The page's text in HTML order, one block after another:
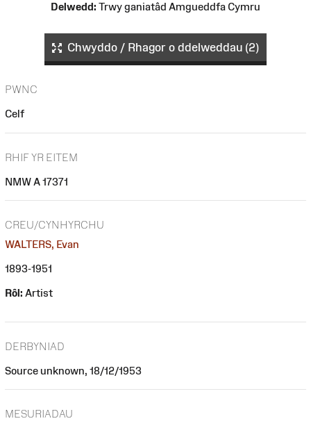
Delwedd: Trwy ganiatâd Amgueddfa Cymru
Chwyddo / Rhagor o ddelweddau (2)
PWNC
Celf
RHIF YR EITEM
NMW A 17371
CREU/CYNHYRCHU
WALTERS, Evan
1893-1951
Rôl: Artist
DERBYNIAD
Source unknown, 18/12/1953
MESURIADAU